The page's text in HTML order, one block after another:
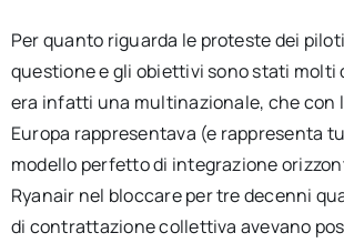
Per quanto riguarda le proteste dei
questione e gli obiettivi sono stati molti
era infatti una multinazionale, che con
Europa rappresentava (e rappresenta
modello perfetto di integrazione
Ryanair nel bloccare per tre decenni
di contrattazione collettiva avevano